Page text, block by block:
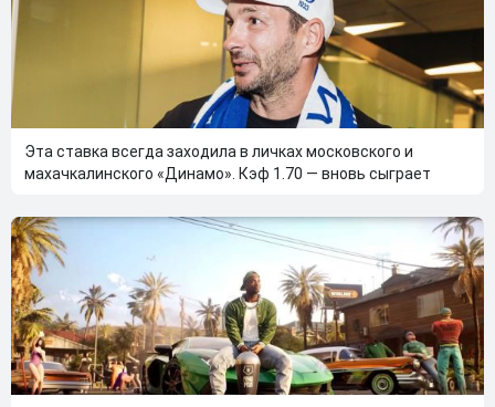
Эта ставка всегда заходила в личках московского и
махачкалинского «Динамо». Кэф 1.70 — вновь сыграет